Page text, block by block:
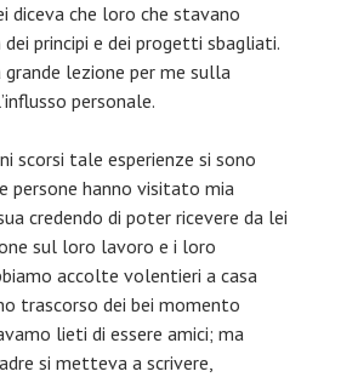
diceva che loro che stavano
principi e dei progetti sbagliati.
lezione per me sulla
personale.
scorsi tale esperienze si sono
persone hanno visitato mia
credendo di poter ricevere da lei
sul loro lavoro e i loro
accolte volentieri a casa
trascorso dei bei momento
lieti di essere amici; ma
si metteva a scrivere,